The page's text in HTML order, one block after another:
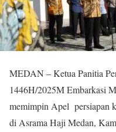
MEDAN – Ketua Panitia
1446H/2025M Embarkasi
memimpin Apel persiapan
di Asrama Haji Medan,